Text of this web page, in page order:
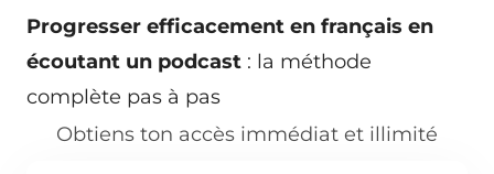
Progresser efficacement en français en
écoutant un podcast : la méthode
complète pas à pas
Obtiens ton accès immédiat et illimité